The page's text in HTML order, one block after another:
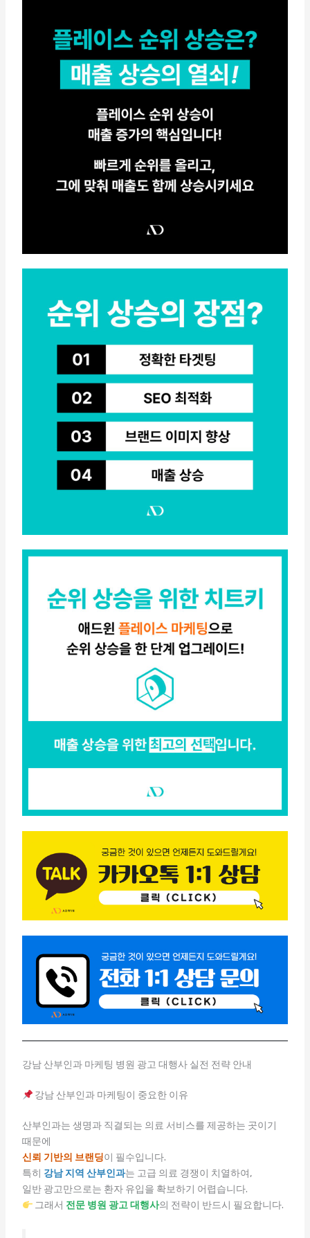
강남 산부인과 마케팅 병원 광고 대행사 실전 전략 안내
강남 산부인과 마케팅이 중요한 이유
산부인과는 생명과 직결되는 의료 서비스를 제공하는 곳이기
때문에
신뢰 기반의 브랜딩이 필수입니다.
특히 강남 지역 산부인과는 고급 의료 경쟁이 치열하여,
일반 광고만으로는 환자 유입을 확보하기 어렵습니다.
그래서 전문 병원 광고 대행사의 전략이 반드시 필요합니다.